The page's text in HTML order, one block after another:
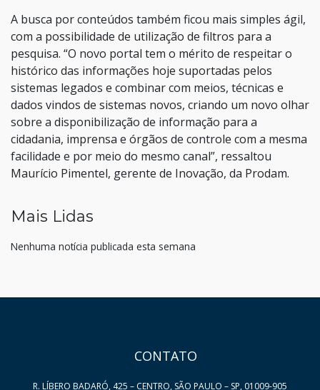
A busca por conteúdos também ficou mais simples ágil,
com a possibilidade de utilização de filtros para a
pesquisa. “O novo portal tem o mérito de respeitar o
histórico das informações hoje suportadas pelos
sistemas legados e combinar com meios, técnicas e
dados vindos de sistemas novos, criando um novo olhar
sobre a disponibilização de informação para a
cidadania, imprensa e órgãos de controle com a mesma
facilidade e por meio do mesmo canal”, ressaltou
Maurício Pimentel, gerente de Inovação, da Prodam.
Mais Lidas
Nenhuma notícia publicada esta semana
CONTATO
R. LÍBERO BADARÓ, 425 – CENTRO, SÃO PAULO – SP, 01009-905